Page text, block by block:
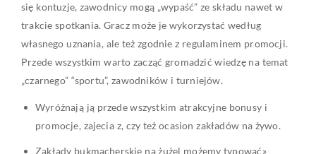
się kontuzje, zawodnicy mogą „wypaść” ze składu nawet w
trakcie spotkania. Gracz może je wykorzystać według
własnego uznania, ale też zgodnie z regulaminem promocji.
Przede wszystkim warto zacząć gromadzić wiedzę na temat
„czarnego” “sportu”, zawodników i turniejów.
Wyróżnają ją przede wszystkim atrakcyjne bonusy i
promocje, zajecia z, czy też ocasion zakładów na żywo.
Zakłady bukmacherskie na żużel możemy typować»